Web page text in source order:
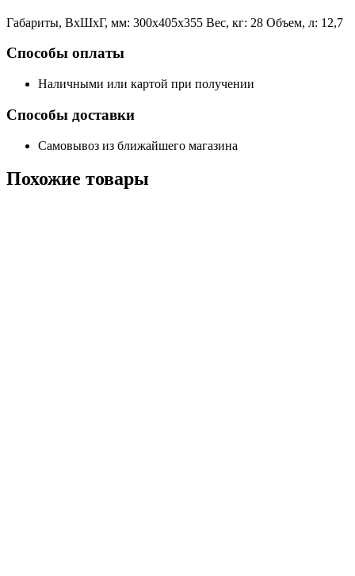
Габариты, ВxШxГ, мм: 300x405x355 Вес, кг: 28 Объем, л: 12,7
Способы оплаты
Наличными или картой при получении
Способы доставки
Самовывоз из ближайшего магазина
Похожие товары